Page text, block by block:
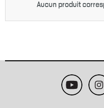
Aucun produit